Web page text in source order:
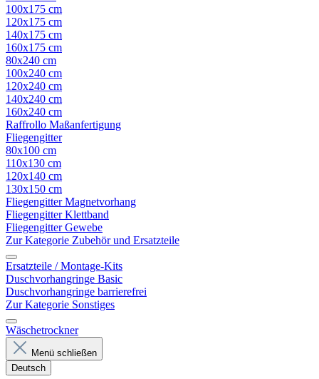
100x175 cm
120x175 cm
140x175 cm
160x175 cm
80x240 cm
100x240 cm
120x240 cm
140x240 cm
160x240 cm
Raffrollo Maßanfertigung
Fliegengitter
80x100 cm
110x130 cm
120x140 cm
130x150 cm
Fliegengitter Magnetvorhang
Fliegengitter Klettband
Fliegengitter Gewebe
Zur Kategorie Zubehör und Ersatzteile
Ersatzteile / Montage-Kits
Duschvorhangringe Basic
Duschvorhangringe barrierefrei
Zur Kategorie Sonstiges
Wäschetrockner
Menü schließen
Deutsch